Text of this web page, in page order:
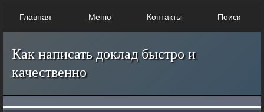
Главная Меню Контакты Поиск
Как написать доклад быстро и
качественно